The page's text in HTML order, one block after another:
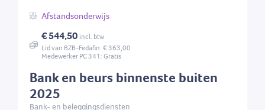
Bank en beurs binnenste buiten
2025
Bank- en beleggingsdiensten
Afstandsonderwijs
€ 544,50 incl. btw
Lid van BZB-Fedafin: € 363,00
Medewerker PC 341: Gratis